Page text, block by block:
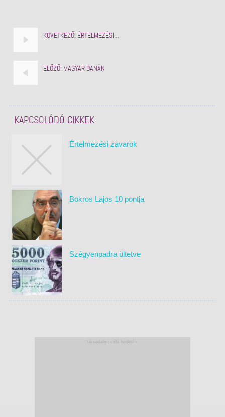
KÖVETKEZŐ: ÉRTELMEZÉSI…
ELŐZŐ: MAGYAR BANÁN
KAPCSOLÓDÓ CIKKEK
Értelmezési zavarok
Bokros Lajos 10 pontja
Szégyenpadra ültetve
társadalmi célú hirdetés